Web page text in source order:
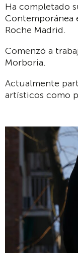
Ha completado
Contemporánea
Roche Madrid.
Comenzó a
Morboria.
Actualmente
artísticos como